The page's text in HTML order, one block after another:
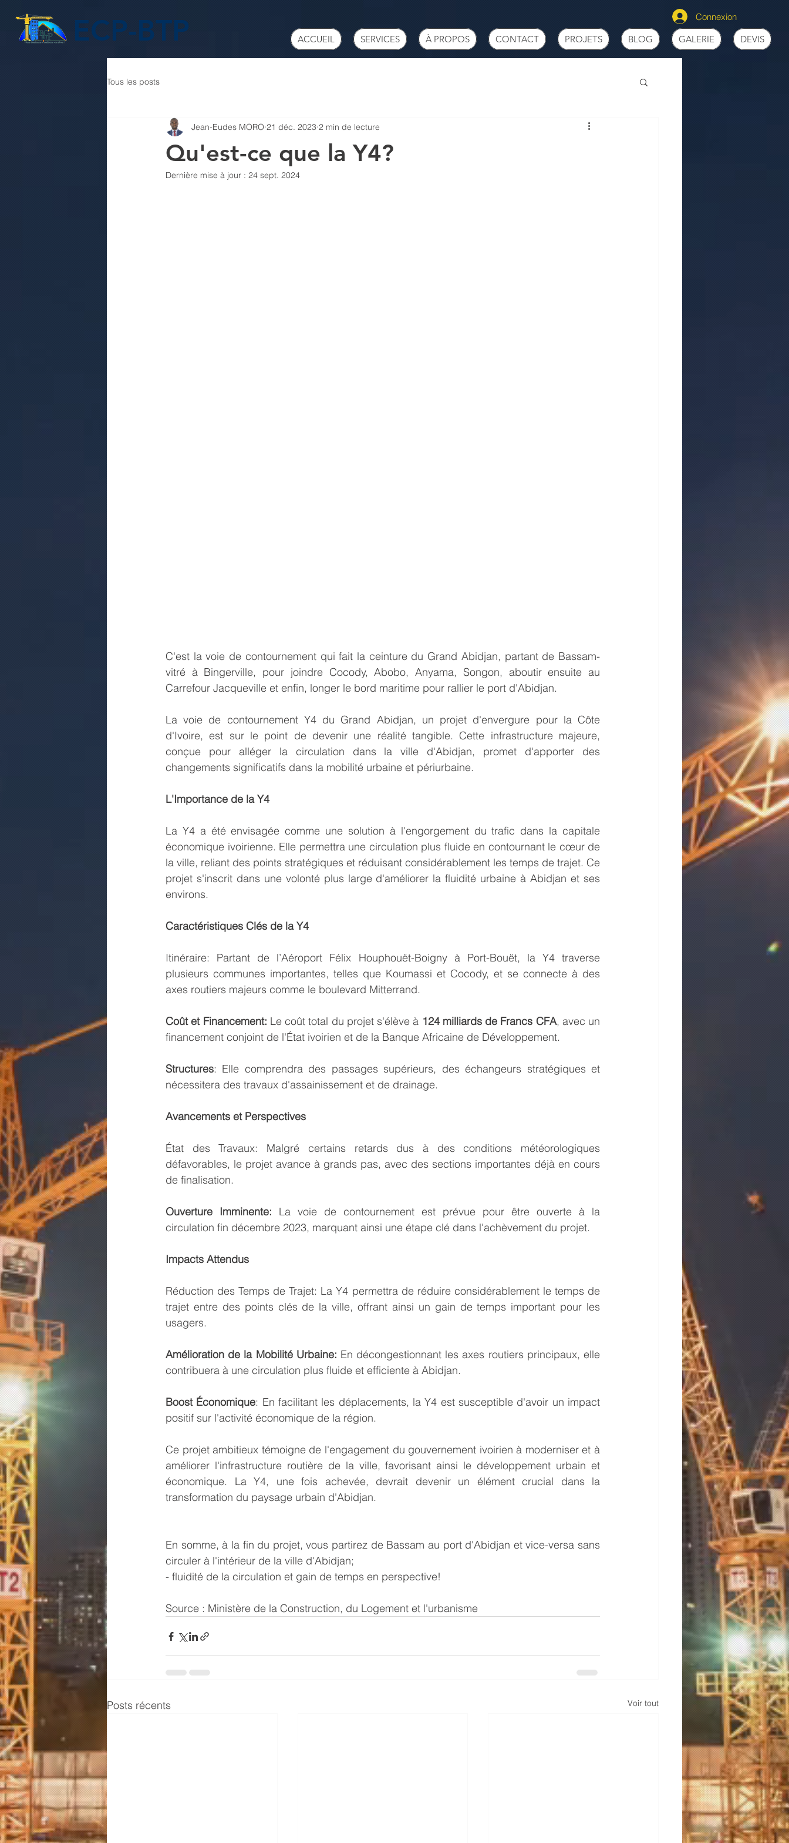
ECP-BTP ACCUEIL SERVICES À PROPOS CONTACT PROJETS BLOG GALERIE DEVIS
Connexion
Tous les posts
Qu'est-ce que la Y4?
Jean-Eudes MORO 21 déc. 2023 2 min de lecture
Dernière mise à jour : 24 sept. 2024
C'est la voie de contournement qui fait la ceinture du Grand Abidjan, partant de Bassam-
vitré à Bingerville, pour joindre Cocody, Abobo, Anyama, Songon, aboutir ensuite au
Carrefour Jacqueville et enfin, longer le bord maritime pour rallier le port d'Abidjan.
La voie de contournement Y4 du Grand Abidjan, un projet d'envergure pour la Côte
d'Ivoire, est sur le point de devenir une réalité tangible. Cette infrastructure majeure,
conçue pour alléger la circulation dans la ville d'Abidjan, promet d'apporter des
changements significatifs dans la mobilité urbaine et périurbaine.
L'Importance de la Y4
La Y4 a été envisagée comme une solution à l'engorgement du trafic dans la capitale
économique ivoirienne. Elle permettra une circulation plus fluide en contournant le cœur de
la ville, reliant des points stratégiques et réduisant considérablement les temps de trajet. Ce
projet s'inscrit dans une volonté plus large d'améliorer la fluidité urbaine à Abidjan et ses
environs.
Caractéristiques Clés de la Y4
Itinéraire: Partant de l’Aéroport Félix Houphouët-Boigny à Port-Bouët, la Y4 traverse
plusieurs communes importantes, telles que Koumassi et Cocody, et se connecte à des
axes routiers majeurs comme le boulevard Mitterrand.
Coût et Financement: Le coût total du projet s'élève à 124 milliards de Francs CFA, avec un
financement conjoint de l'État ivoirien et de la Banque Africaine de Développement.
Structures: Elle comprendra des passages supérieurs, des échangeurs stratégiques et
nécessitera des travaux d'assainissement et de drainage.
Avancements et Perspectives
État des Travaux: Malgré certains retards dus à des conditions météorologiques
défavorables, le projet avance à grands pas, avec des sections importantes déjà en cours
de finalisation.
Ouverture Imminente: La voie de contournement est prévue pour être ouverte à la
circulation fin décembre 2023, marquant ainsi une étape clé dans l'achèvement du projet.
Impacts Attendus
Réduction des Temps de Trajet: La Y4 permettra de réduire considérablement le temps de
trajet entre des points clés de la ville, offrant ainsi un gain de temps important pour les
usagers.
Amélioration de la Mobilité Urbaine: En décongestionnant les axes routiers principaux, elle
contribuera à une circulation plus fluide et efficiente à Abidjan.
Boost Économique: En facilitant les déplacements, la Y4 est susceptible d'avoir un impact
positif sur l'activité économique de la région.
Ce projet ambitieux témoigne de l'engagement du gouvernement ivoirien à moderniser et à
améliorer l'infrastructure routière de la ville, favorisant ainsi le développement urbain et
économique. La Y4, une fois achevée, devrait devenir un élément crucial dans la
transformation du paysage urbain d'Abidjan.
En somme, à la fin du projet, vous partirez de Bassam au port d'Abidjan et vice-versa sans
circuler à l'intérieur de la ville d'Abidjan;
- fluidité de la circulation et gain de temps en perspective!
Source : Ministère de la Construction, du Logement et l'urbanisme
Posts récents Voir tout